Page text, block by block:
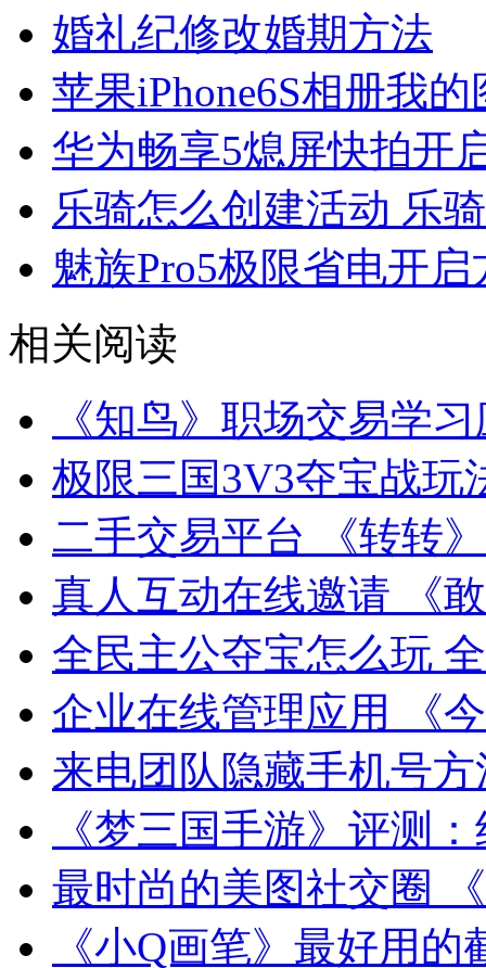
婚礼纪修改婚期方法
苹果iPhone6S相册我
华为畅享5熄屏快拍开
乐骑怎么创建活动 乐
魅族Pro5极限省电开启
相关阅读
《知鸟》职场交易学
极限三国3V3夺宝战玩
二手交易平台 《转转
真人互动在线邀请 《
全民主公夺宝怎么玩
企业在线管理应用 《
来电团队隐藏手机号方
《梦三国手游》评测
最时尚的美图社交圈
《小Q画笔》最好用